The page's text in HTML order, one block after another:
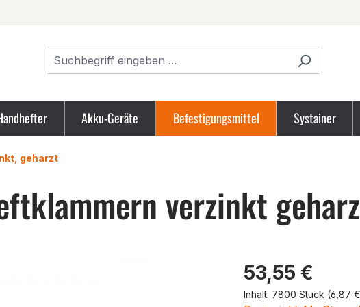
Akku-Geräte Befestigungsmittel Systainer
geharzt
verzinkt
Produktpreis
53,55 €
Inhalt: 7800 Stück (6,87